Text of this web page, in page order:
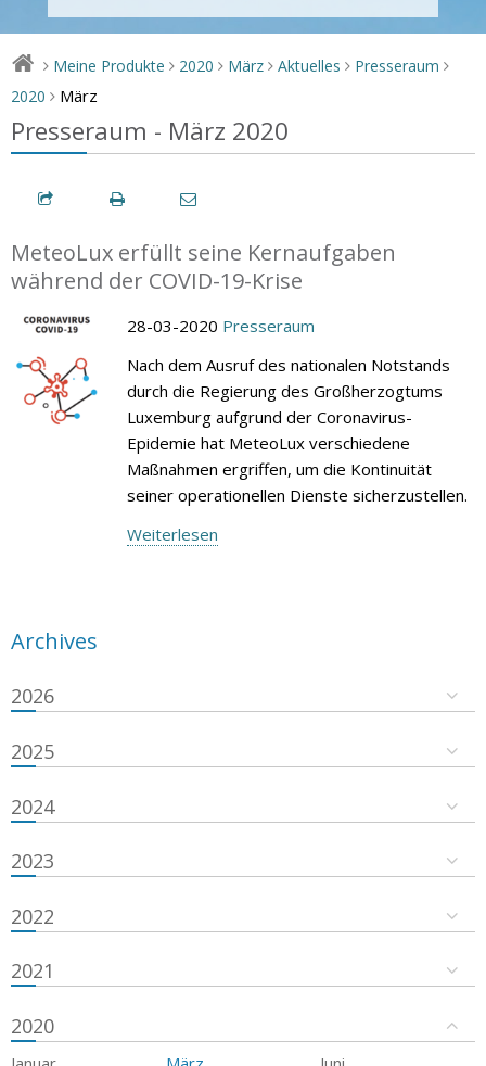
> Meine Produkte > 2020 > März > Aktuelles > Presseraum >
2020 > März
Presseraum - März 2020
MeteoLux erfüllt seine Kernaufgaben
während der COVID-19-Krise
28-03-2020 Presseraum
Nach dem Ausruf des nationalen Notstands
durch die Regierung des Großherzogtums
Luxemburg aufgrund der Coronavirus-
Epidemie hat MeteoLux verschiedene
Maßnahmen ergriffen, um die Kontinuität
seiner operationellen Dienste sicherzustellen.
Weiterlesen
Archives
2026
2025
2024
2023
2022
2021
2020